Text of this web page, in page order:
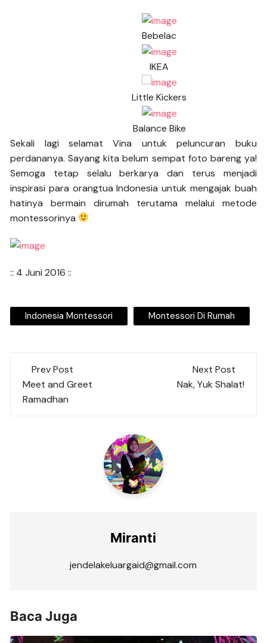
Bebelac
IKEA
Little Kickers
Balance Bike
Sekali lagi selamat Vina untuk peluncuran buku
perdananya. Sayang kita belum sempat foto bareng ya!
Semoga tetap selalu berkarya dan terus menjadi
inspirasi para orangtua Indonesia untuk mengajak buah
hatinya bermain dirumah terutama melalui metode
montessorinya
:: 4 Juni 2016 ::
Indonesia Montessori Montessori Di Rumah
Post
navigation
Prev Post
Meet and Greet
Ramadhan
Next Post
Nak, Yuk Shalat!
Miranti
jendelakeluargaid@gmail.com
Baca Juga